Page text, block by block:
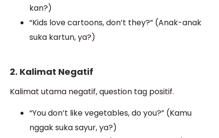
kan?)
“Kids love cartoons, don’t they?” (Anak-anak
suka kartun, ya?)
2. Kalimat Negatif
Kalimat utama negatif, question tag positif.
“You don’t like vegetables, do you?” (Kamu
nggak suka sayur, ya?)